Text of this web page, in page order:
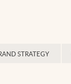
STRATEGY